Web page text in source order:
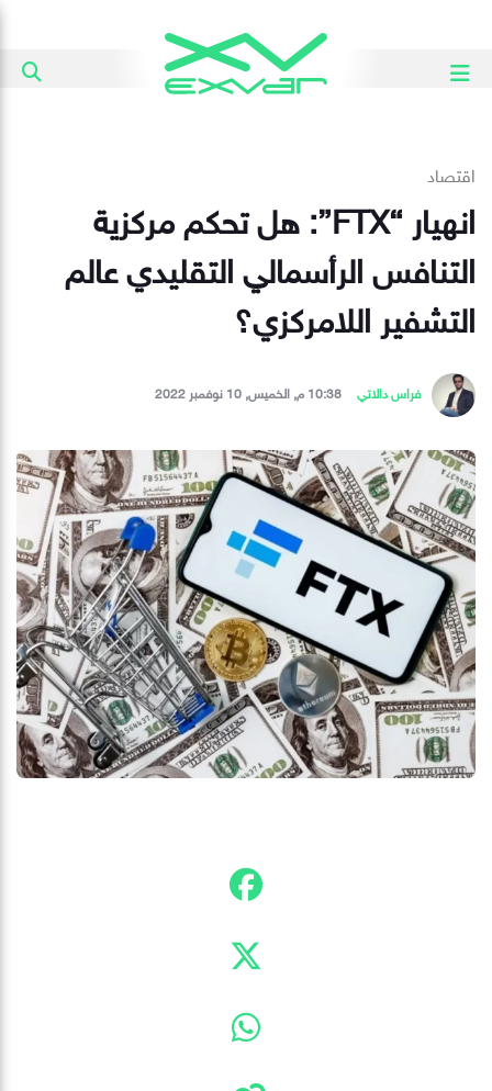
اقتصاد
انهيار “FTX”: هل تحكم مركزية
التنافس الرأسمالي التقليدي عالم
التشفير اللامركزي؟
فراس دالاتي 10:38 م, الخميس, 10 نوفمبر 2022